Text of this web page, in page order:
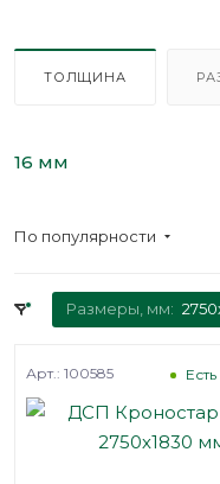
ТОЛЩИНА
16 мм
По популярности
Размеры, мм:
Арт.: 100585